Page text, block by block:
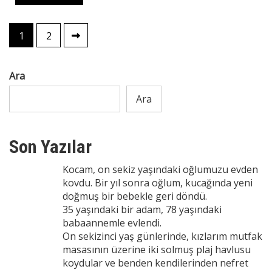
Yazı
sayfalaması
1 2
Ara
Ara
Son Yazılar
Kocam, on sekiz yaşındaki oğlumuzu evden
kovdu. Bir yıl sonra oğlum, kucağında yeni
doğmuş bir bebekle geri döndü.
35 yaşındaki bir adam, 78 yaşındaki
babaannemle evlendi.
On sekizinci yaş günlerinde, kızlarım mutfak
masasının üzerine iki solmuş plaj havlusu
koydular ve benden kendilerinden nefret